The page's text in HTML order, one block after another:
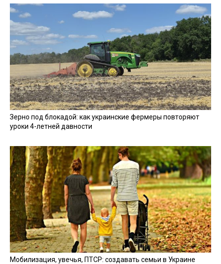
Зерно под блокадой: как украинские фермеры повторяют
уроки 4-летней давности
Мобилизация, увечья, ПТСР: создавать семьи в Украине